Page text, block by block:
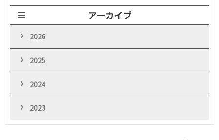
アーカイブ
2026
2025
2024
2023